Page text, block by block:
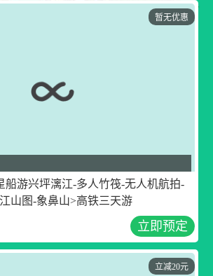
船游兴坪漓江-多人竹筏-无人机航拍-
山图-象鼻山>高铁三天游
暂无优惠
立即预定
立减20元